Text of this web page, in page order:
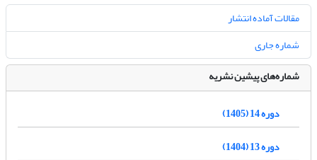
مقالات آماده انتشار
شماره جاری
شماره‌های پیشین نشریه
دوره 14 (1405)
دوره 13 (1404)